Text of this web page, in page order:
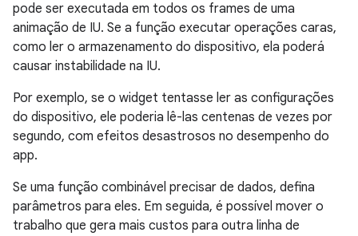
pode ser executada em todos os frames de uma
animação de IU. Se a função executar operações caras,
como ler o armazenamento do dispositivo, ela poderá
causar instabilidade na IU.
Por exemplo, se o widget tentasse ler as configurações
do dispositivo, ele poderia lê-las centenas de vezes por
segundo, com efeitos desastrosos no desempenho do
app.
Se uma função combinável precisar de dados, defina
parâmetros para eles. Em seguida, é possível mover o
trabalho que gera mais custos para outra linha de